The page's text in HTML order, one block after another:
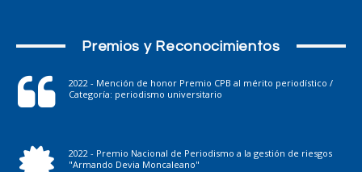
Premios y Reconocimientos
2022 - Mención de honor Premio CPB al mérito periodístico /
Categoría: periodismo universitario
2022 - Premio Nacional de Periodismo a la gestión de riesgos
"Armando Devia Moncaleano"